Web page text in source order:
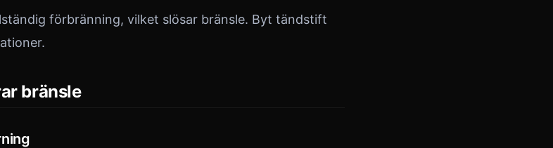
förbränning, vilket slösar bränsle. Byt tändstift
bränsle